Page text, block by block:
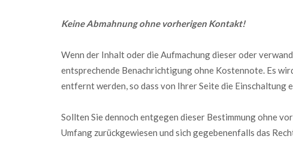
Keine Abmahnung ohne vorherigen Kontakt!
Wenn der Inhalt oder die Aufmachung dieser oder
entsprechende Benachrichtigung ohne Kostennote. Es
entfernt werden, so dass von Ihrer Seite die Einschaltung
Sollten Sie dennoch entgegen dieser Bestimmung ohne
Umfang zurückgewiesen und sich gegebenenfalls das